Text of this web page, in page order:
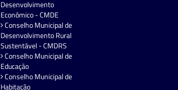
Desenvolvimento
Econômico - CMDE
Conselho Municipal de
Desenvolvimento Rural
Sustentável - CMDRS
Conselho Municipal de
Educação
Conselho Municipal de
Habitação